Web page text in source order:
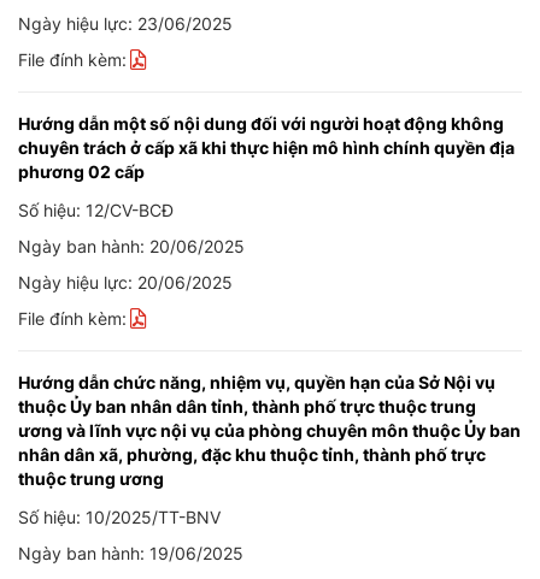
Ngày hiệu lực: 23/06/2025
File đính kèm:
Hướng dẫn một số nội dung đối với người hoạt động không
chuyên trách ở cấp xã khi thực hiện mô hình chính quyền địa
phương 02 cấp
Số hiệu: 12/CV-BCĐ
Ngày ban hành: 20/06/2025
Ngày hiệu lực: 20/06/2025
File đính kèm:
Hướng dẫn chức năng, nhiệm vụ, quyền hạn của Sở Nội vụ
thuộc Ủy ban nhân dân tỉnh, thành phố trực thuộc trung
ương và lĩnh vực nội vụ của phòng chuyên môn thuộc Ủy ban
nhân dân xã, phường, đặc khu thuộc tỉnh, thành phố trực
thuộc trung ương
Số hiệu: 10/2025/TT-BNV
Ngày ban hành: 19/06/2025